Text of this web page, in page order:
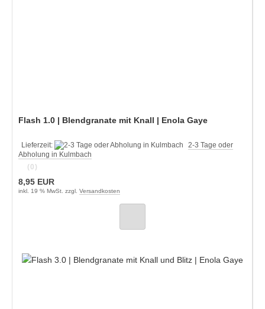
Flash 1.0 | Blendgranate mit Knall | Enola Gaye
Lieferzeit:
2-3 Tage oder
Abholung in Kulmbach
(0)
8,95 EUR
inkl. 19 % MwSt. zzgl. Versandkosten